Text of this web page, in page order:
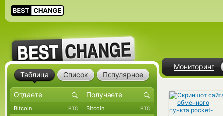
Мониторинг
Таблица Список Популярное
Bitcoin BTC Bitcoin BTC